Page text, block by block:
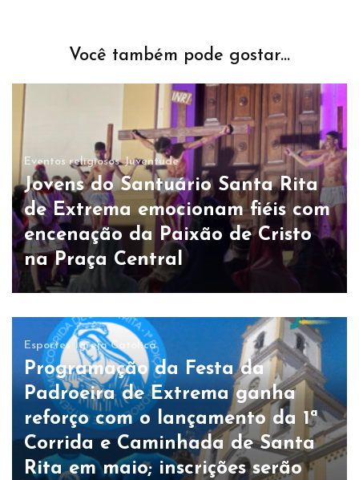
Você também pode gostar...
Eventos religiosos Juventude
Jovens do Santuário Santa Rita
de Extrema emocionam fiéis com
encenação da Paixão de Cristo
na Praça Central
Esportes Igreja Católica
Programação da Festa da
Padroeira de Extrema ganha
reforço com o lançamento da 1ª
Corrida e Caminhada de Santa
Rita em maio; inscrições serão